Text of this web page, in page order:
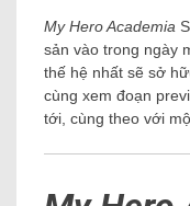
My Hero Academia
sản vào trong ngày
thế hệ nhất sẽ sở
cùng xem đoạn
tới, cùng theo với